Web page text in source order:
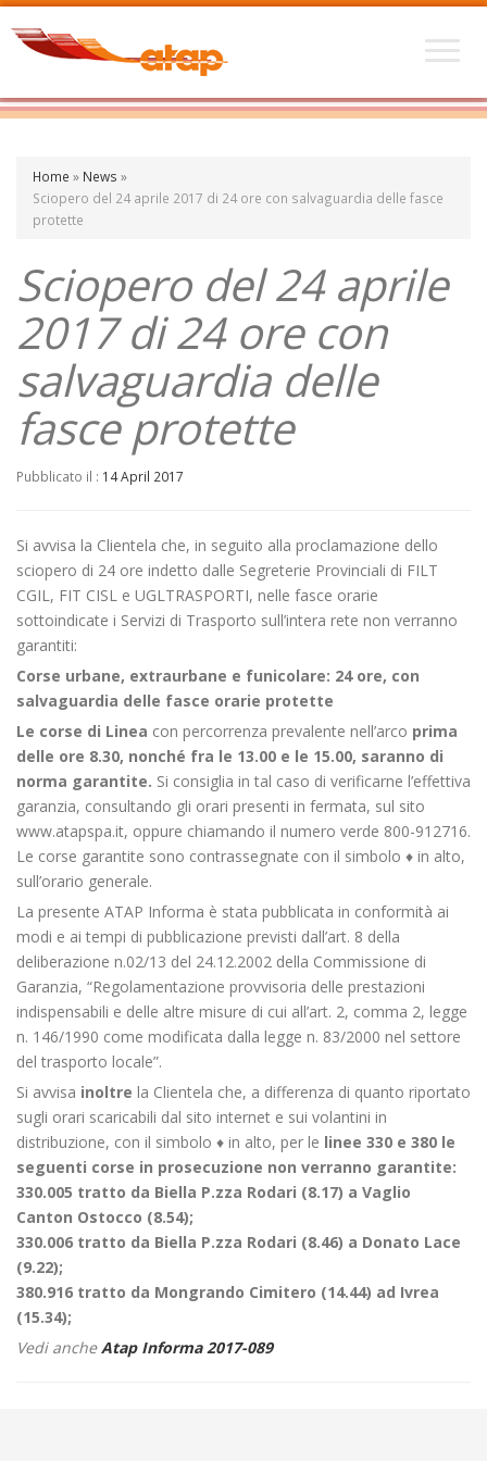
Home » News »
Sciopero del 24 aprile 2017 di 24 ore con salvaguardia delle fasce
protette
Sciopero del 24 aprile
2017 di 24 ore con
salvaguardia delle
fasce protette
Pubblicato il : 14 April 2017
Si avvisa la Clientela che, in seguito alla proclamazione dello
sciopero di 24 ore indetto dalle Segreterie Provinciali di FILT
CGIL, FIT CISL e UGLTRASPORTI, nelle fasce orarie
sottoindicate i Servizi di Trasporto sull’intera rete non verranno
garantiti:
Corse urbane, extraurbane e funicolare: 24 ore, con
salvaguardia delle fasce orarie protette
Le corse di Linea con percorrenza prevalente nell’arco prima
delle ore 8.30, nonché fra le 13.00 e le 15.00, saranno di
norma garantite. Si consiglia in tal caso di verificarne l’effettiva
garanzia, consultando gli orari presenti in fermata, sul sito
www.atapspa.it, oppure chiamando il numero verde 800-912716.
Le corse garantite sono contrassegnate con il simbolo ♦ in alto,
sull’orario generale.
La presente ATAP Informa è stata pubblicata in conformità ai
modi e ai tempi di pubblicazione previsti dall’art. 8 della
deliberazione n.02/13 del 24.12.2002 della Commissione di
Garanzia, “Regolamentazione provvisoria delle prestazioni
indispensabili e delle altre misure di cui all’art. 2, comma 2, legge
n. 146/1990 come modificata dalla legge n. 83/2000 nel settore
del trasporto locale”.
Si avvisa inoltre la Clientela che, a differenza di quanto riportato
sugli orari scaricabili dal sito internet e sui volantini in
distribuzione, con il simbolo ♦ in alto, per le linee 330 e 380 le
seguenti corse in prosecuzione non verranno garantite:
330.005 tratto da Biella P.zza Rodari (8.17) a Vaglio
Canton Ostocco (8.54);
330.006 tratto da Biella P.zza Rodari (8.46) a Donato Lace
(9.22);
380.916 tratto da Mongrando Cimitero (14.44) ad Ivrea
(15.34);
Vedi ancheAtap Informa 2017-089